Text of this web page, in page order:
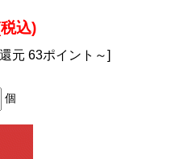
込)
元 63ポイント～]
個